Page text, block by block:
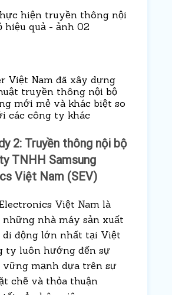
Việt Nam đã xây dựng
truyền thông nội bộ
mới mẻ và khác biệt so
các công ty khác
2: Truyền thông nội bộ
TNHH Samsung
Việt Nam (SEV)
Việt Nam là
nhà máy sản xuất
di động lớn nhất tại Việt
ty luôn hướng đến sự
mạnh dựa trên sự
chẽ và thỏa thuận